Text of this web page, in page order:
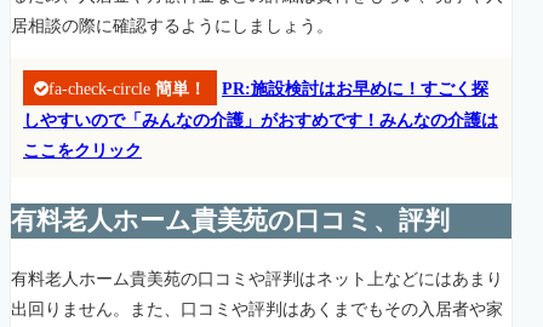
居相談の際に確認するようにしましょう。
fa-check-circle 簡単！
PR:施設検討はお早めに！すごく探
しやすいので「みんなの介護」がおすめです！みんなの介護は
ここをクリック
有料老人ホーム貴美苑の口コミ、評判
有料老人ホーム貴美苑の口コミや評判はネット上などにはあまり
出回りません。また、口コミや評判はあくまでもその入居者や家